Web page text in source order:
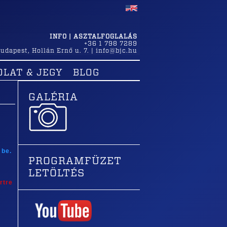
INFO | ASZTALFOGLALÁS
+36 1 798 7289
, Hollán Ernő u. 7. info@bjc.hu
& JEGY BLOG
GALÉRIA
PROGRAMFÜZET
LETÖLTÉS